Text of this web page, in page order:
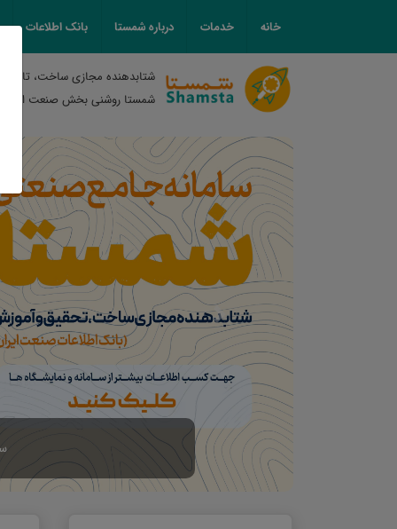
خانه خدمات درباره شمستا بانک اطلاعات
شتابدهنده مجازی ساخت، تامین
شمستا روشنی بخش صنعت ایران
Previous